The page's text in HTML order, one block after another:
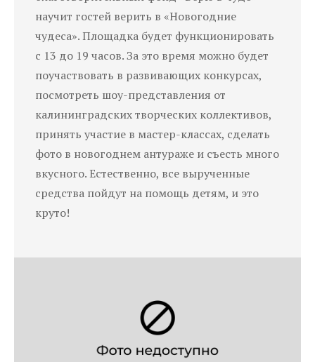
научит гостей верить в «Новогодние
чудеса». Площадка будет функционировать
с 13 до 19 часов. За это время можно будет
поучаствовать в развивающих конкурсах,
посмотреть шоу-представления от
калининградских творческих коллективов,
принять участие в мастер-классах, сделать
фото в новогоднем антураже и съесть много
вкусного. Естественно, все вырученные
средства пойдут на помощь детям, и это
круто!